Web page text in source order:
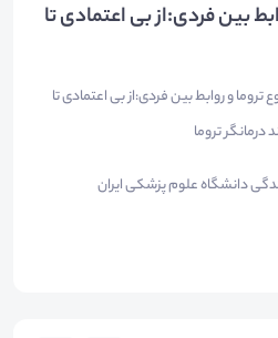
بین فردی:از بی اعتمادی تا
و روابط بین فردی:از بی اعتمادی تا
تروما
دانشگاه علوم پزشکی ایران